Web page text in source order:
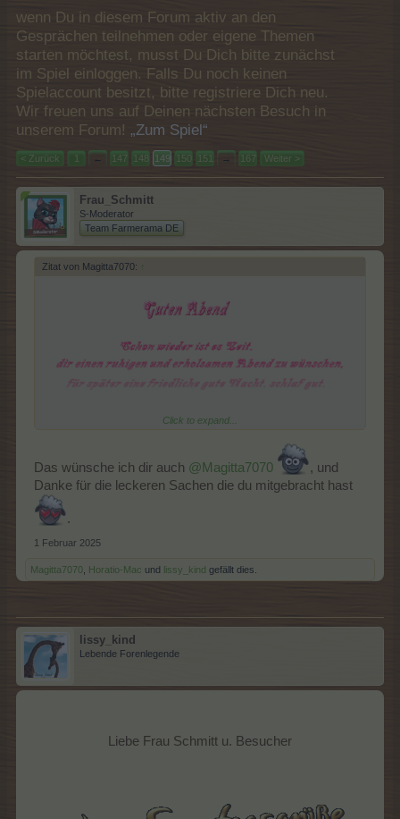
wenn Du in diesem Forum aktiv an den
Gesprächen teilnehmen oder eigene Themen
starten möchtest, musst Du Dich bitte zunächst
im Spiel einloggen. Falls Du noch keinen
Spielaccount besitzt, bitte registriere Dich neu.
Wir freuen uns auf Deinen nächsten Besuch in
unserem Forum! „Zum Spiel“
< Zurück 1 ← 147 148 149 150 151 → 167 Weiter >
Frau_Schmitt
S-Moderator
Team Farmerama DE
Zitat von Magitta7070: ↑
Click to expand...
Das wünsche ich dir auch @Magitta7070
, und
Danke für die leckeren Sachen die du mitgebracht hast
.
1 Februar 2025
Magitta7070 Horatio-Mac und lissy_kind gefällt dies.
lissy_kind
Lebende Forenlegende
Liebe Frau Schmitt u. Besucher​